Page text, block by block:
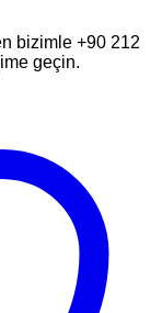
bizimle +90 212
geçin.